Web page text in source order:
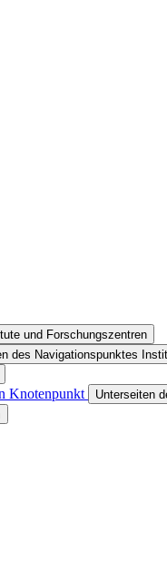
und Forschungszentren
des Navigationspunktes
Knotenpunkt Unterseiten